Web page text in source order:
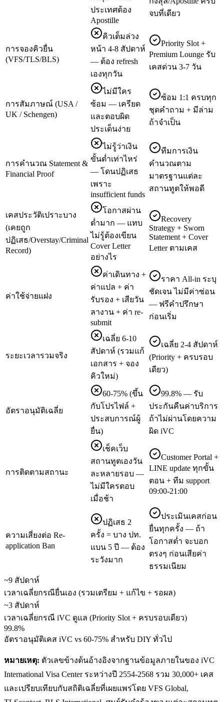
ประเทศต้อง
Apostille
จบที่เดียว
การจองคิวยื่น
(VFS/TLS/BLS)
คิวเต็มล่วง
หน้า 4-8 สัปดาห์
— ต้อง refresh
เองทุกวัน
Priority Slot +
Premium Lounge รับ
เคสด่วน 3-7 วัน
การสัมภาษณ์ (USA /
UK / Schengen)
ไม่มีใคร
ซ้อม — เครียด
และตอบผิด
ประเด็นง่าย
ซ้อม 1:1 ครบทุก
ชุดคำถาม + มีล่าม
ถ้าจำเป็น
การคำนวณ Statement &
Financial Proof
ไม่รู้ว่าเงิน
ขั้นต่ำเท่าไหร่
— โดนปฏิเสธ
เพราะ
insufficient funds
ทีมการเงิน
คำนวณตาม
มาตรฐานแต่ละ
สถานทูตให้พอดี
เคสประวัติเปราะบาง
(เคยถูก
ปฏิเสธ/Overstay/Criminal
Record)
โอกาสผ่าน
ต่ำมาก — แทบ
ไม่รู้ต้องเขียน
Cover Letter
อย่างไร
Recovery
Strategy + Sworn
Statement + Cover
Letter ตามเคส
ค่าใช้จ่ายแฝง
ค่าเดินทาง +
ค่าแปล + ค่า
รับรอง + เสียวัน
ลางาน + ค่า re-
submit
ราคา All-in ระบุ
ชัดเจน ไม่มีค่าซ่อน
— ฟรีคำปรึกษา
ก่อนเริ่ม
ระยะเวลารวมจริง
เฉลี่ย 6-10
สัปดาห์ (รวมแก้
เอกสาร + จอง
คิวใหม่)
เฉลี่ย 2-4 สัปดาห์
(Priority + ครบรอบ
เดียว)
อัตราอนุมัติเฉลี่ย
60-75% (ขึ้น
กับโปรไฟล์ +
ประสบการณ์ผู้
ยื่น)
99.8% — รับ
ประกันคืนค่าบริการ
ถ้าไม่ผ่านโดยความ
ผิด iVC
การติดตามสถานะ
เช็คเว็บ
สถานทูตเองวัน
ละหลายรอบ —
ไม่มีใครตอบ
เมื่อช้า
Customer Portal +
LINE update ทุกขั้น
ตอน + ทีม support
09:00-21:00
ความเสี่ยงต่อ Re-
application Ban
ปฏิเสธ 2
ครั้ง = บาง ปท.
แบน 5 ปี — ต้อง
ระวังมาก
ประเมินเคสก่อน
ยื่นทุกครั้ง — ถ้า
โอกาสต่ำ จะบอก
ตรงๆ ก่อนเสียค่า
ธรรมเนียม
~9 สัปดาห์
เวลาเฉลี่ยกรณียื่นเอง (รวมเตรียม + แก้ไข + รอผล)
~3 สัปดาห์
เวลาเฉลี่ยกรณี iVC ดูแล (Priority Slot + ครบรอบเดียว)
99.8%
อัตราอนุมัติเคส iVC vs 60-75% สำหรับ DIY ทั่วไป
หมายเหตุ: ตัวเลขข้างต้นอ้างอิงจากฐานข้อมูลภายในของ iVC
International Visa Center ระหว่างปี 2554-2568 รวม 30,000+ เคส
และเปรียบเทียบกับสถิติเฉลี่ยที่เผยแพร่โดย VFS Global,